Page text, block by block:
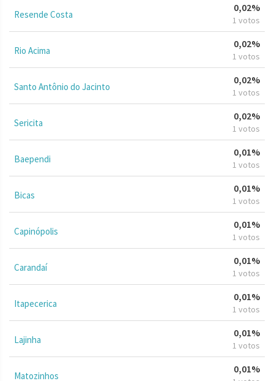
Resende Costa
0,02%
1 votos
Rio Acima
0,02%
1 votos
Santo Antônio do Jacinto
0,02%
1 votos
Sericita
0,02%
1 votos
Baependi
0,01%
1 votos
Bicas
0,01%
1 votos
Capinópolis
0,01%
1 votos
Carandaí
0,01%
1 votos
Itapecerica
0,01%
1 votos
Lajinha
0,01%
1 votos
Matozinhos
0,01%